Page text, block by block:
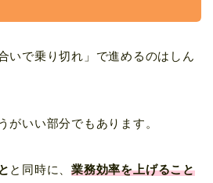
いで乗り切れ」で進めるのはしん
がいい部分でもあります。
と同時に、業務効率を上げること